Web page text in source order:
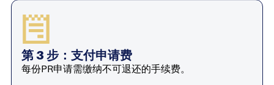
第 3 步：支付申请费
每份PR申请需缴纳不可退还的手续费。